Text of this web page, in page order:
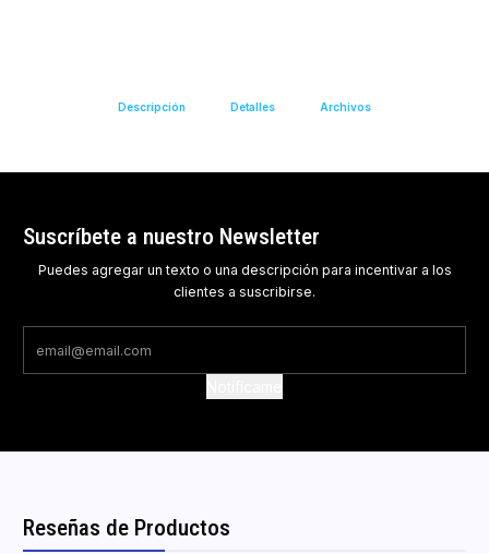
Descripción Detalles Archivos
Suscríbete a nuestro Newsletter
Puedes agregar un texto o una descripción para incentivar a los
clientes a suscribirse.
Reseñas de Productos